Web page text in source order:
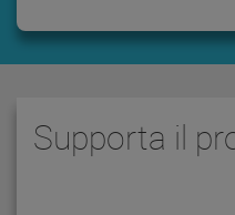
Supporta il